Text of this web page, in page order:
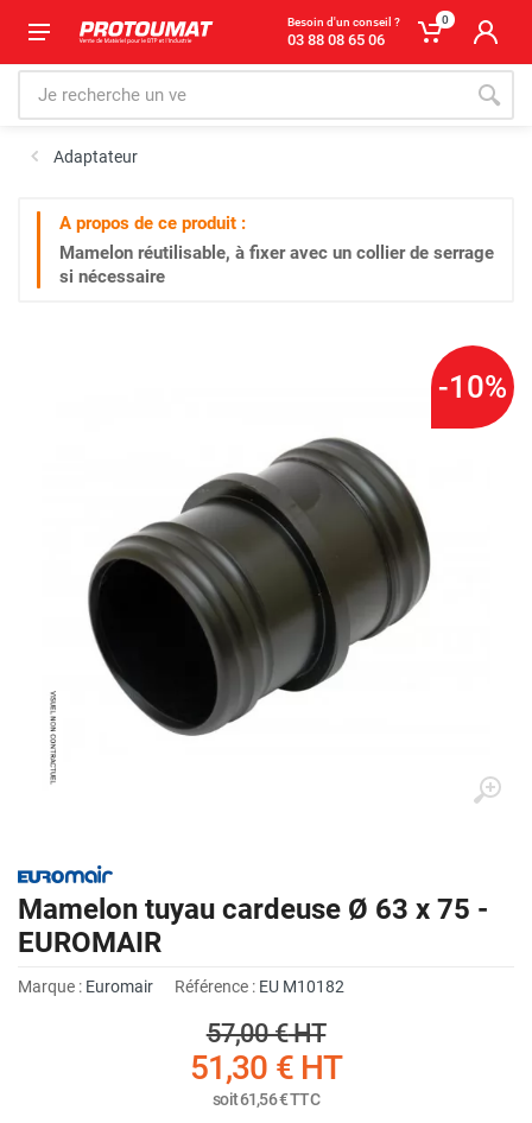
Besoin d'un conseil ?
03 88 08 65 06
0
Adaptateur
A propos de ce produit :
Mamelon réutilisable, à fixer avec un collier de serrage
si nécessaire
-10%
Mamelon tuyau cardeuse Ø 63 x 75 -
EUROMAIR
Marque : Euromair Référence : EU M10182
57,00 €HT
51,30 €HT
soit61,56 €TTC